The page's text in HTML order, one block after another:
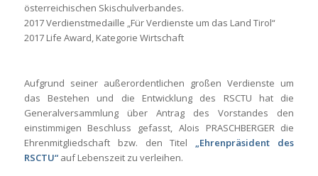
österreichischen Skischulverbandes.
2017 Verdienstmedaille „Für Verdienste um das Land Tirol“
2017 Life Award, Kategorie Wirtschaft
Aufgrund seiner außerordentlichen großen Verdienste um
das Bestehen und die Entwicklung des RSCTU hat die
Generalversammlung über Antrag des Vorstandes den
einstimmigen Beschluss gefasst, Alois PRASCHBERGER die
Ehrenmitgliedschaft bzw. den Titel „Ehrenpräsident des
RSCTU“auf Lebenszeit zu verleihen.